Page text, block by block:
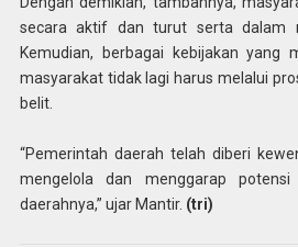
secara aktif dan turut serta dalam
Kemudian, berbagai kebijakan yang
masyarakat tidak lagi harus melalui
belit.
“Pemerintah daerah telah diberi
mengelola dan menggarap
daerahnya,” ujar Mantir. (tri)